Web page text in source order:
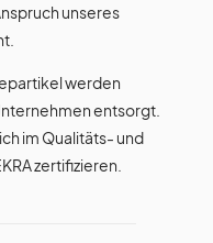
unseres
werden
entsorgt.
im Qualitäts- und
zertifizieren.